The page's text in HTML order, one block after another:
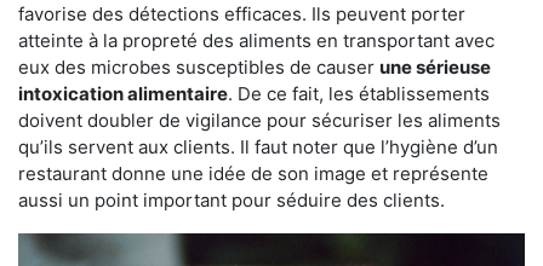
favorise des détections efficaces. Ils peuvent porter
atteinte à la propreté des aliments en transportant avec
eux des microbes susceptibles de causer une sérieuse
intoxication alimentaire. De ce fait, les établissements
doivent doubler de vigilance pour sécuriser les aliments
qu’ils servent aux clients. Il faut noter que l’hygiène d’un
restaurant donne une idée de son image et représente
aussi un point important pour séduire des clients.